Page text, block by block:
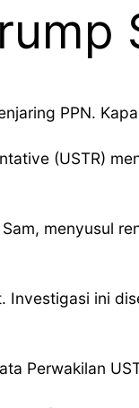
PPN.
(USTR)
menyusul
ini
Perwakilan